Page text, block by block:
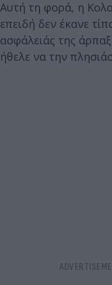
Αυτή τη φορά, η
επειδή δεν έκανε
ασφάλειάς της
ήθελε να την